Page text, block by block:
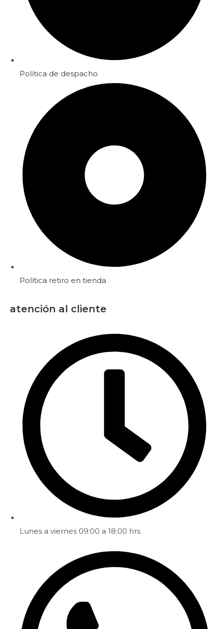
Política de despacho
Política retiro en tienda
atención al cliente
Lunes a viernes 09:00 a 18:00 hrs